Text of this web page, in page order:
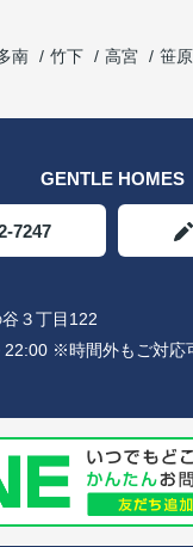
南 竹下 高宮 笹原
GENTLE HOMES
7247
３丁目122
22:00 ※時間外もご対応